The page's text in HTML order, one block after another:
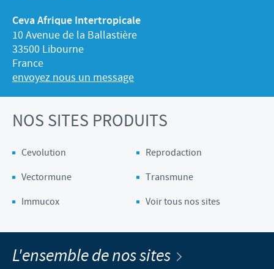
Ceva Afrique Intertropicale
10 Avenue de la Ballastière
33500 Libourne
France
envoyez nous un message
NOS SITES PRODUITS
Cevolution
Reprodaction
Vectormune
Transmune
Immucox
Voir tous nos sites
L'ensemble de nos sites